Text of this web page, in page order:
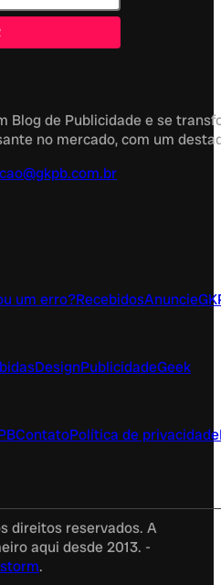
Blog de Publicidade e se
no mercado, com um
um erro?RecebidosAnuncie
DesignPublicidadeGeek
ContatoPolítica de privacidade
direitos reservados. A
aqui desde 2013. -
.